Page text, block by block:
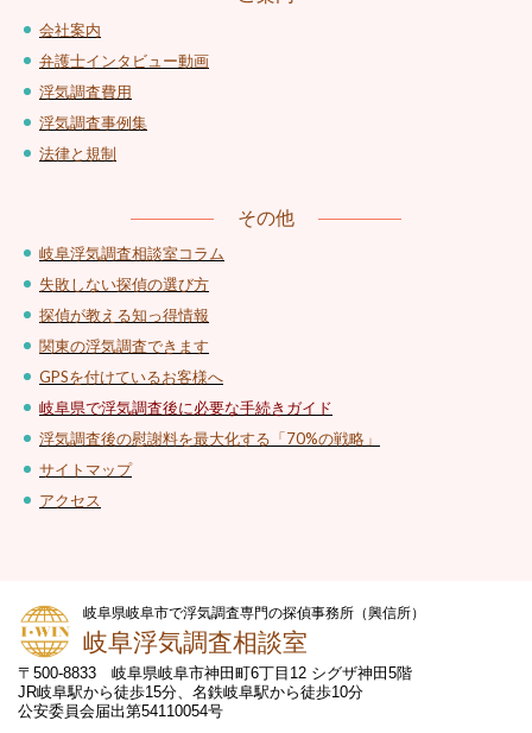
会社案内
弁護士インタビュー動画
浮気調査費用
浮気調査事例集
法律と規制
その他
岐阜浮気調査相談室コラム
失敗しない探偵の選び方
探偵が教える知っ得情報
関東の浮気調査できます
GPSを付けているお客様へ
岐阜県で浮気調査後に必要な手続きガイド
浮気調査後の慰謝料を最大化する「70%の戦略」
サイトマップ
アクセス
岐阜県岐阜市で浮気調査専門の探偵事務所（興信所）
岐阜浮気調査相談室
〒500-8833 岐阜県岐阜市神田町6丁目12 シグザ神田5階
JR岐阜駅から徒歩15分、名鉄岐阜駅から徒歩10分
公安委員会届出第54110054号